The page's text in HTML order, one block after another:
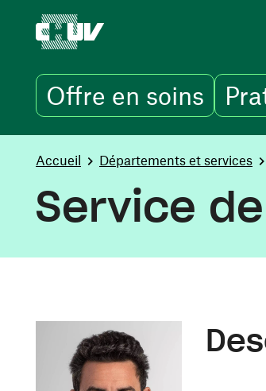
Offre en soins
You are here:
Accueil Départements et services
Service